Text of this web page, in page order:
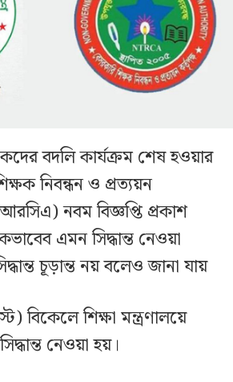
বদলি কার্যক্রম শেষ হওয়ার
নিবন্ধন ও প্রত্যয়ন
নবম বিজ্ঞপ্তি প্রকাশ
এমন সিদ্ধান্ত নেওয়া
চূড়ান্ত নয় বলেও জানা যায়
বিকেলে শিক্ষা মন্ত্রণালয়ে
নেওয়া হয়।